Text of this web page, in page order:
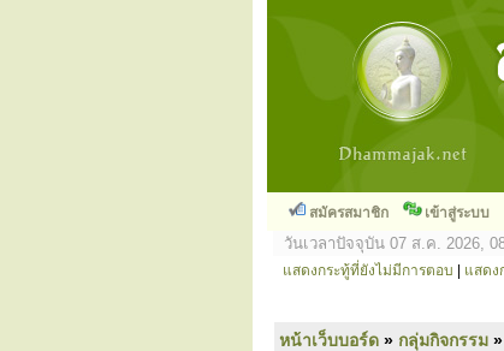
สมัครสมาชิก เข้าสู่ระบบ
วันเวลาปัจจุบัน 07 ส.ค. 2026,
แสดงกระทู้ที่ยังไม่มีการตอบ แสดง
หน้าเว็บบอร์ด » กลุ่มกิจกรรม »